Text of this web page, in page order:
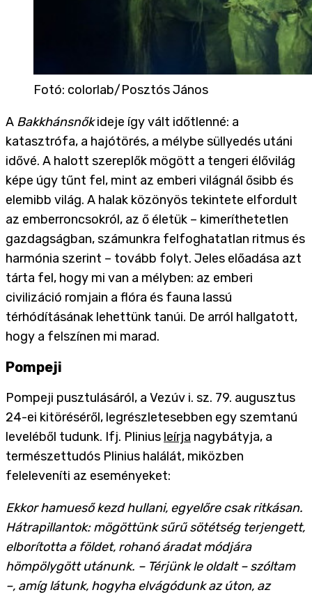
Fotó: colorlab/Posztós János
A Bakkhánsnőkideje így vált időtlenné: a
katasztrófa, a hajótörés, a mélybe süllyedés utáni
idővé. A halott szereplők mögött a tengeri élővilág
képe úgy tűnt fel, mint az emberi világnál ősibb és
elemibb világ. A halak közönyös tekintete elfordult
az emberroncsokról, az ő életük – kimeríthetetlen
gazdagságban, számunkra felfoghatatlan ritmus és
harmónia szerint – tovább folyt. Jeles előadása azt
tárta fel, hogy mi van a mélyben: az emberi
civilizáció romjain a flóra és fauna lassú
térhódításának lehettünk tanúi. De arról hallgatott,
hogy a felszínen mi marad.
Pompeji
Pompeji pusztulásáról, a Vezúv i. sz. 79. augusztus
24-ei kitöréséről, legrészletesebben egy szemtanú
leveléből tudunk. Ifj. Plinius leírja nagybátyja, a
természettudós Plinius halálát, miközben
feleleveníti az eseményeket:
Ekkor hamueső kezd hullani, egyelőre csak ritkásan.
Hátrapillantok: mögöttünk sűrű sötétség terjengett,
elborította a földet, rohanó áradat módjára
hömpölygött utánunk. – Térjünk le oldalt – szóltam
–, amíg látunk, hogyha elvágódunk az úton, az